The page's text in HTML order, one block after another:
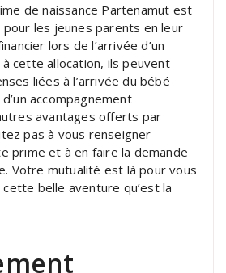
de naissance Partenamut est
pour les jeunes parents en leur
lors de l’arrivée d’un
à cette allocation, ils peuvent
liées à l’arrivée du bébé
accompagnement
avantages offerts par
pas à vous renseigner
prime et à en faire la demande
Votre mutualité est là pour vous
belle aventure qu’est la